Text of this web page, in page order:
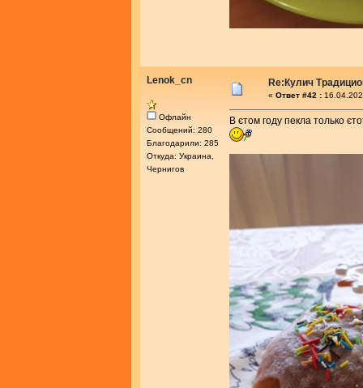
Lenok_cn
Офлайн
Сообщений: 280
Благодарили: 285
Откуда: Украина,
Чернигов
Re:Кулич
« Ответ #42 :
В єтом году пекла только